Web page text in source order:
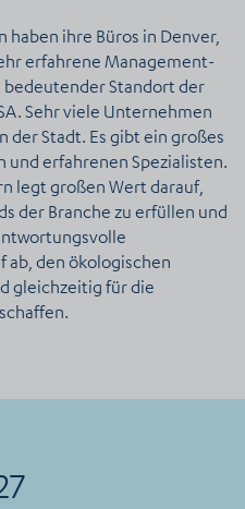
ihre Büros in Denver,
erfahrene Management-
Standort der
Sehr viele Unternehmen
der Stadt. Es gibt ein großes
und erfahrenen Spezialisten.
legt großen Wert darauf,
der Branche zu erfüllen und
ab, den ökologischen
gleichzeitig für die